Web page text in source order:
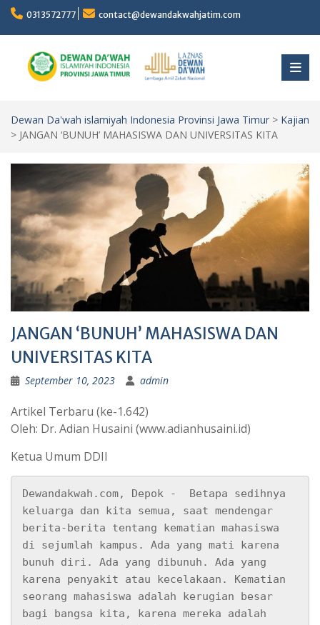
Skip
content
0313572777 contact@dewandakwahjatim.com
Dewan Da'wah islamiyah Indonesia Provinsi Jawa Timur > Kajian
> JANGAN ‘BUNUH’ MAHASISWA DAN UNIVERSITAS KITA
JANGAN ‘BUNUH’ MAHASISWA DAN
UNIVERSITAS KITA
September 10, 2023 admin
Artikel Terbaru (ke-1.642)
Oleh: Dr. Adian Husaini (www.adianhusaini.id)
Ketua Umum DDII
Dewandakwah.com, Depok -  Betapa sedihnya
keluarga dan kita semua, saat mendengar
berita-berita tentang kematian mahasiswa
di sejumlah kampus. Ada yang mati karena
bunuh diri. Ada yang dibunuh. Ada yang
karena penyakit atau kecelakaan. Kematian
seorang mahasiswa adalah kerugian besar
bagi bangsa kita, karena mereka adalah